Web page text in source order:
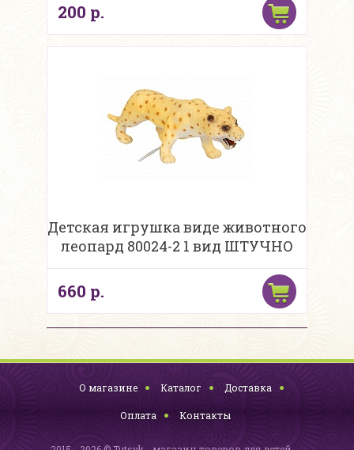
200 р.
Детская игрушка виде животного
леопард 80024-2 1 вид ШТУЧНО
660 р.
О магазине Каталог Доставка
Оплата Контакты